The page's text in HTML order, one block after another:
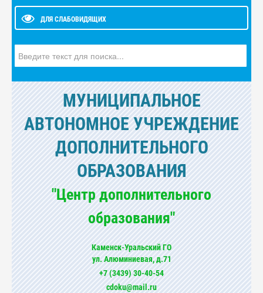
ДЛЯ СЛАБОВИДЯЩИХ
МУНИЦИПАЛЬНОЕ
АВТОНОМНОЕ УЧРЕЖДЕНИЕ
ДОПОЛНИТЕЛЬНОГО
ОБРАЗОВАНИЯ
"Центр дополнительного
образования"
Каменск-Уральский ГО
ул. Алюминиевая, д.71
+7 (3439) 30-40-54
cdoku@mail.ru